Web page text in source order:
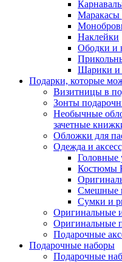
Маракасы
Наклейки
Ободки и
Шарики и
Подарки, которые
Визитницы в
Зонты
Необычные
зачетные
Обложки для
Одежда и
Головные
Костюмы
Смешные
Сумки и
Оригинальные
Оригинальные
Подарочные
Подарочные наборы
Подарочные